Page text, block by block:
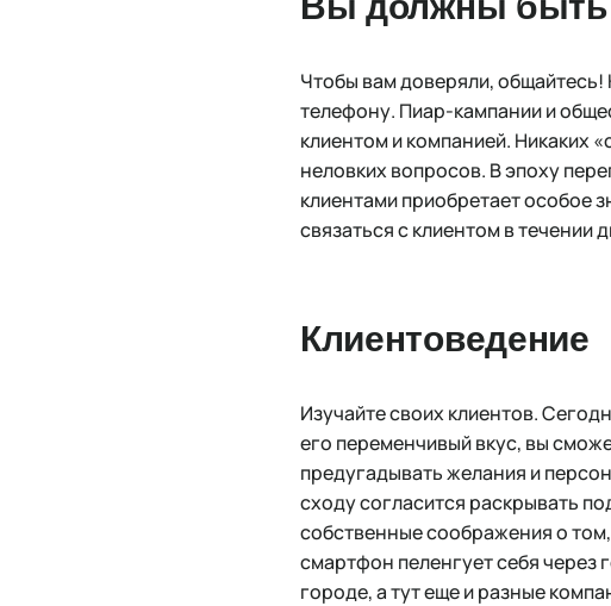
Чтобы вам доверяли,
телефону. Пиар-кампании и
клиентом и компанией. Никаких
неловких вопросов. В эпоху
клиентами приобретает особое
связаться с клиентом в течении
Клиентоведение
Изучайте своих клиентов.
его переменчивый вкус, вы
предугадывать желания и
сходу согласится раскрывать
собственные соображения о
смартфон пеленгует себя
городе, а тут еще и разные